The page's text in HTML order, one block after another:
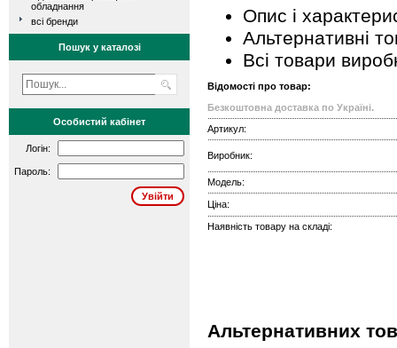
обладнання
всі бренди
Пошук у каталозі
Особистий кабінет
Логін:
Пароль:
Опис і
Альтернативні
Всі товари
Відомості про товар:
Безкоштовна доставка по Україні.
Артикул:
Виробник:
Модель:
Ціна:
Наявність товару на складі:
Альтернативних